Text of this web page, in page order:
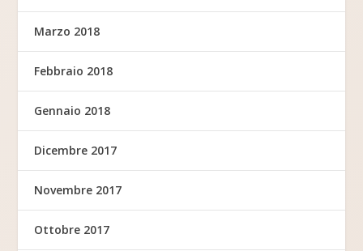
Marzo 2018
Febbraio 2018
Gennaio 2018
Dicembre 2017
Novembre 2017
Ottobre 2017